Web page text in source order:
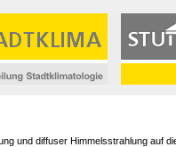
und diffuser Himmelsstrahlung